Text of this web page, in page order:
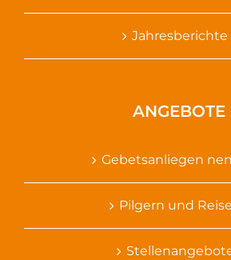
Jahresberichte
ANGEBOTE
Gebetsanliegen
Pilgern und